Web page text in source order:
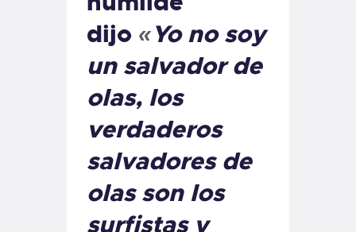
dijo «Yo no soy
un salvador de
olas, los
verdaderos
salvadores de
olas son los
surfistas y